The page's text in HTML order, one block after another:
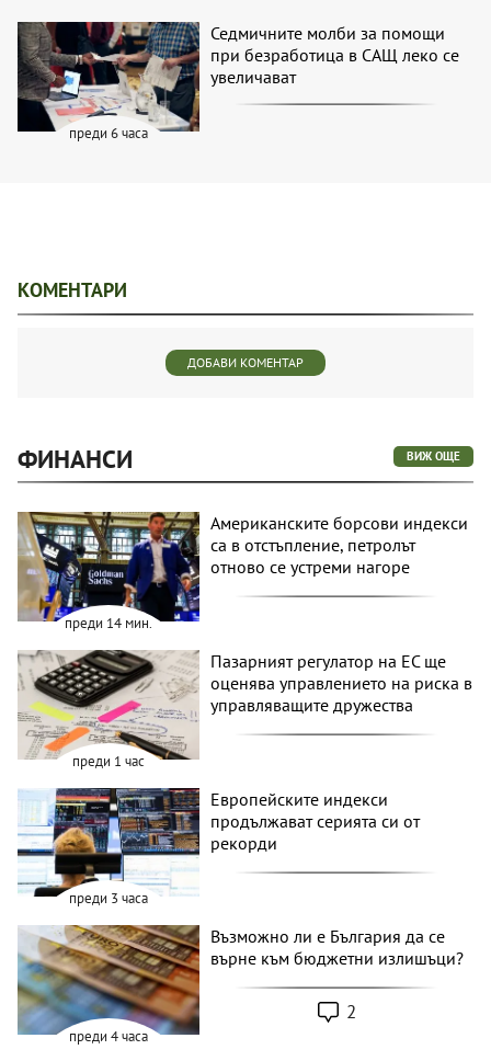
преди 6 часа
Седмичните молби за помощи
при безработица в САЩ леко се
увеличават
КОМЕНТАРИ
ДОБАВИ КОМЕНТАР
ФИНАНСИ ВИЖ ОЩЕ
преди 14 мин.
Американските борсови индекси
са в отстъпление, петролът
отново се устреми нагоре
преди 1 час
Пазарният регулатор на ЕС ще
оценява управлението на риска в
управляващите дружества
преди 3 часа
Европейските индекси
продължават серията си от
рекорди
преди 4 часа
Възможно ли е България да се
върне към бюджетни излишъци?
2